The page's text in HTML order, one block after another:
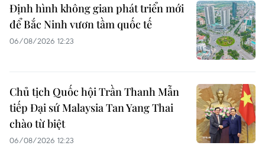
Định hình không gian phát triển mới
để Bắc Ninh vươn tầm quốc tế
06/08/2026 12:23
Chủ tịch Quốc hội Trần Thanh Mẫn
tiếp Đại sứ Malaysia Tan Yang Thai
chào từ biệt
06/08/2026 12:23